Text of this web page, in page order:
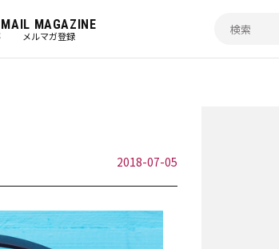
MAIL MAGAZINE
メルマガ登録
2018-07-05